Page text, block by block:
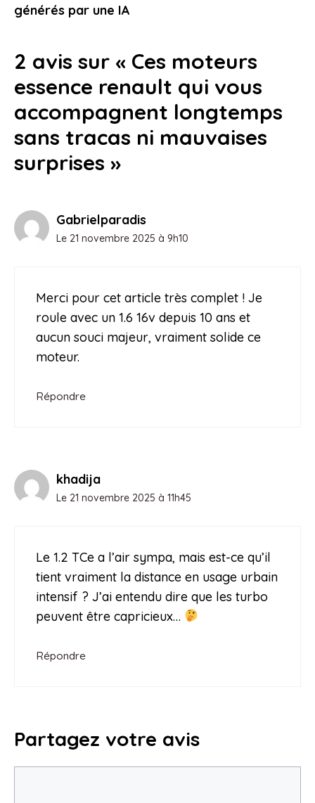
20 décembre 2025
générés par une IA
2 avis sur « Ces moteurs
essence renault qui vous
accompagnent longtemps
sans tracas ni mauvaises
surprises »
Gabrielparadis
Le 21 novembre 2025 à 9h10
Merci pour cet article très complet ! Je
roule avec un 1.6 16v depuis 10 ans et
aucun souci majeur, vraiment solide ce
moteur.
Répondre
khadija
Le 21 novembre 2025 à 11h45
Le 1.2 TCe a l’air sympa, mais est-ce qu’il
tient vraiment la distance en usage urbain
intensif ? J’ai entendu dire que les turbo
peuvent être capricieux…
Répondre
Partagez votre avis